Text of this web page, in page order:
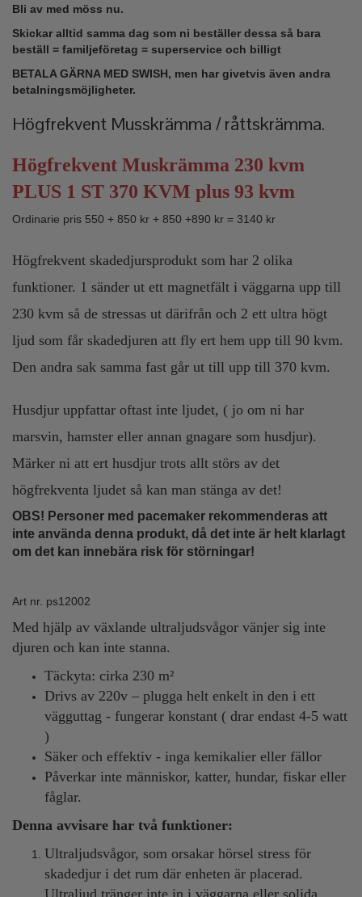
Bli av med möss nu.
Skickar alltid samma dag som ni beställer dessa så bara
beställ = familjeföretag = superservice och billigt
BETALA GÄRNA MED SWISH, men har givetvis även andra
betalningsmöjligheter.
Högfrekvent Musskrämma / råttskrämma.
Högfrekvent Muskrämma 230 kvm
PLUS 1 ST 370 KVM plus 93 kvm
Ordinarie pris 550 + 850 kr + 850 +890 kr = 3140 kr
Högfrekvent skadedjursprodukt som har 2 olika
funktioner. 1 sänder ut ett magnetfält i väggarna upp till
230 kvm så de stressas ut därifrån och 2 ett ultra högt
ljud som får skadedjuren att fly ert hem upp till 90 kvm.
Den andra sak samma fast går ut till upp till 370 kvm.
Husdjur uppfattar oftast inte ljudet, ( jo om ni har
marsvin, hamster eller annan gnagare som husdjur).
Märker ni att ert husdjur trots allt störs av det
högfrekventa ljudet så kan man stänga av det!
OBS! Personer med pacemaker rekommenderas att
inte använda denna produkt, då det inte är helt klarlagt
om det kan innebära risk för störningar!
Art nr. ps12002
Med hjälp av växlande ultraljudsvågor vänjer sig inte
djuren och kan inte stanna.
Täckyta: cirka 230 m²
Drivs av 220v – plugga helt enkelt in den i ett
vägguttag - fungerar konstant ( drar endast 4-5 watt
)
Säker och effektiv - inga kemikalier eller fällor
Påverkar inte människor, katter, hundar, fiskar eller
fåglar.
Denna avvisare har två funktioner:
Ultraljudsvågor, som orsakar hörsel stress för
skadedjur i det rum där enheten är placerad.
Ultraljud tränger inte in i väggarna eller solida